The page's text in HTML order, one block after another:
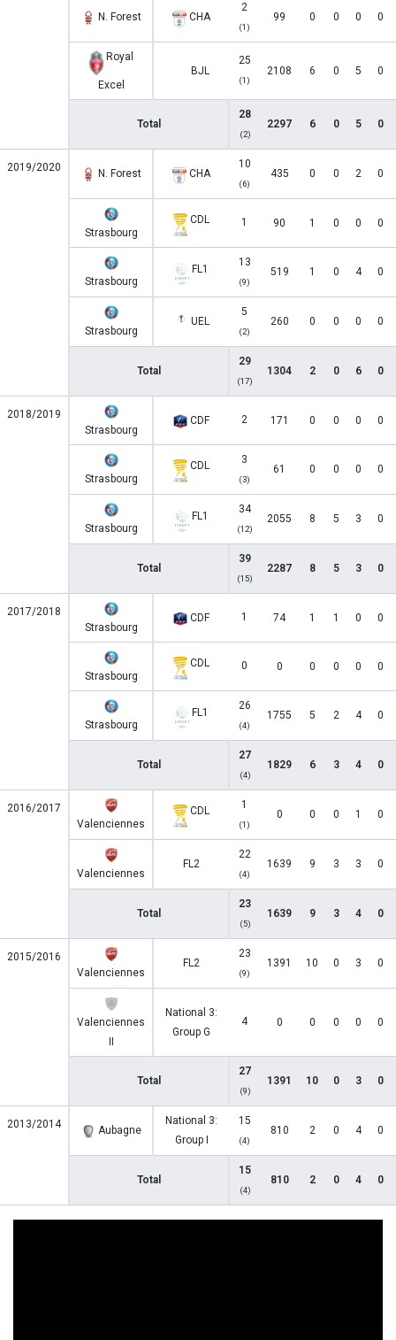
N. Forest CHA
2
(1)
99 0 0 0 0
Royal
Excel
BJL
25
(1)
2108 6 0 5 0
Total
28
(2)
2297 6 0 5 0
2019/2020 N. Forest CHA
10
(6)
435 0 0 2 0
Strasbourg
CDL 1 90 1 0 0 0
Strasbourg
FL1
13
(9)
519 1 0 4 0
Strasbourg
UEL
5
(2)
260 0 0 0 0
Total
29
(17)
1304 2 0 6 0
2018/2019
Strasbourg
CDF 2 171 0 0 0 0
Strasbourg
CDL 3
(3)
61 0 0 0 0
Strasbourg
FL1
34
(12)
2055 8 5 3 0
Total
39
(15)
2287 8 5 3 0
2017/2018
Strasbourg
CDF 1 74 1 1 0 0
Strasbourg
CDL 0 0 0 0 0 0
Strasbourg
FL1
26
(4)
1755 5 2 4 0
Total
27
(4)
1829 6 3 4 0
2016/2017
Valenciennes
CDL 1
(1)
0 0 0 1 0
Valenciennes
FL2
22
(4)
1639 9 3 3 0
Total
23
(5)
1639 9 3 4 0
2015/2016
Valenciennes
FL2
23
(9)
1391 10 0 3 0
Valenciennes
National 3:
Group G
4 0 0 0 0 0
Total
27
(9)
1391 10 0 3 0
2013/2014 Aubagne
National 3:
Group I
15
(4)
810 2 0 4 0
Total
15
(4)
810 2 0 4 0